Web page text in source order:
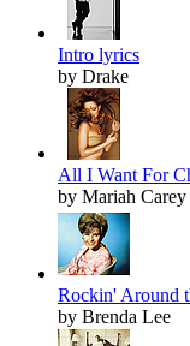
Intro lyrics
by Drake
All I Want For
by Mariah Carey
Rockin' Around
by Brenda Lee